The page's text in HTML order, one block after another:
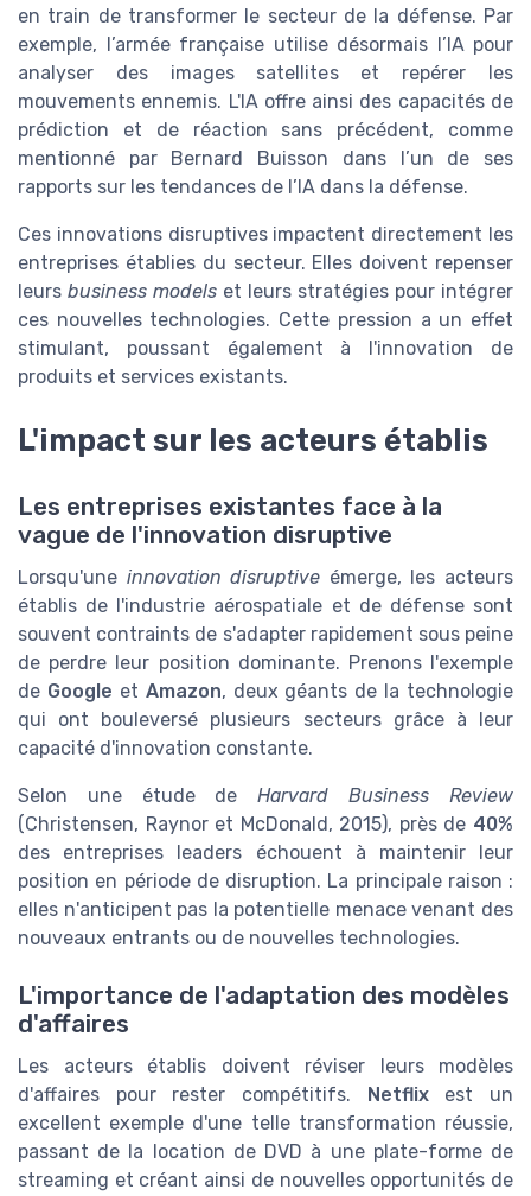
en train de transformer le secteur de la défense. Par
exemple, l’armée française utilise désormais l’IA pour
analyser des images satellites et repérer les
mouvements ennemis. L'IA offre ainsi des capacités de
prédiction et de réaction sans précédent, comme
mentionné par Bernard Buisson dans l’un de ses
rapports sur les tendances de l’IA dans la défense.
Ces innovations disruptives impactent directement les
entreprises établies du secteur. Elles doivent repenser
leurs business models et leurs stratégies pour intégrer
ces nouvelles technologies. Cette pression a un effet
stimulant, poussant également à l'innovation de
produits et services existants.
L'impact sur les acteurs établis
Les entreprises existantes face à la
vague de l'innovation disruptive
Lorsqu'une innovation disruptive émerge, les acteurs
établis de l'industrie aérospatiale et de défense sont
souvent contraints de s'adapter rapidement sous peine
de perdre leur position dominante. Prenons l'exemple
de Google et Amazon, deux géants de la technologie
qui ont bouleversé plusieurs secteurs grâce à leur
capacité d'innovation constante.
Selon une étude deHarvard Business Review
(Christensen, Raynor et McDonald, 2015), près de 40%
des entreprises leaders échouent à maintenir leur
position en période de disruption. La principale raison :
elles n'anticipent pas la potentielle menace venant des
nouveaux entrants ou de nouvelles technologies.
L'importance de l'adaptation des modèles
d'affaires
Les acteurs établis doivent réviser leurs modèles
d'affaires pour rester compétitifs.
Netflixest un
excellent exemple d'une telle transformation réussie,
passant de la location de DVD à une plate-forme de
streaming et créant ainsi de nouvelles opportunités de